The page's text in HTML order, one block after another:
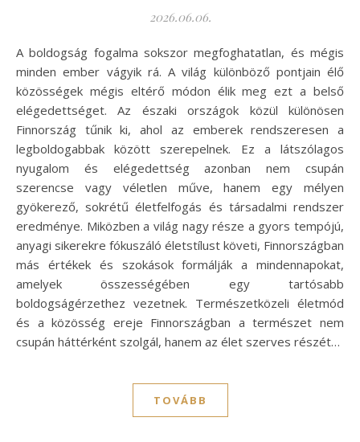
2026.06.06.
A boldogság fogalma sokszor megfoghatatlan, és mégis
minden ember vágyik rá. A világ különböző pontjain élő
közösségek mégis eltérő módon élik meg ezt a belső
elégedettséget. Az északi országok közül különösen
Finnország tűnik ki, ahol az emberek rendszeresen a
legboldogabbak között szerepelnek. Ez a látszólagos
nyugalom és elégedettség azonban nem csupán
szerencse vagy véletlen műve, hanem egy mélyen
gyökerező, sokrétű életfelfogás és társadalmi rendszer
eredménye. Miközben a világ nagy része a gyors tempójú,
anyagi sikerekre fókuszáló életstílust követi, Finnországban
más értékek és szokások formálják a mindennapokat,
amelyek összességében egy tartósabb
boldogságérzethez vezetnek. Természetközeli életmód
és a közösség ereje Finnországban a természet nem
csupán háttérként szolgál, hanem az élet szerves részét…
TOVÁBB